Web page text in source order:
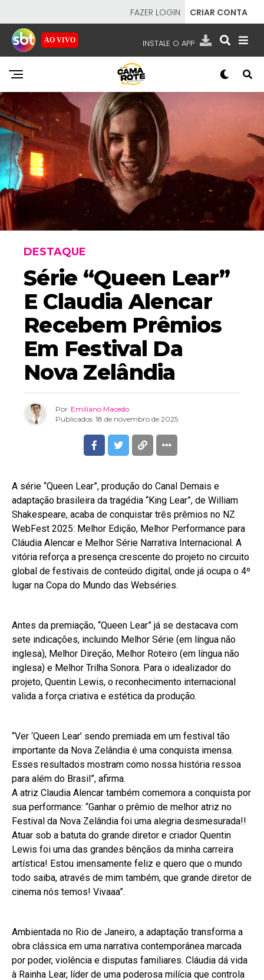
FAZER LOGIN CRIAR CONTA
AO VIVO INSTALE O APP
EMISSORAS
NOSSAS REDES
SBT - SISTEMA BRASILEIRO DE TELEVISÃO
DESTAQUE
Série “Queen Lear”
E Claudia Alencar
Recebem Prêmios
Em Festival Da
Nova Zelândia
Por Emiliano Macedo
Publicados 18 de novembro de 2025
A série “Queen Lear”, produção do Canal Demais e
adaptação brasileira da tragédia “King Lear”, de William
Shakespeare, acaba de conquistar três prêmios no NZ
WebFest 2025: Melhor Edição, Melhor Performance para
Cláudia Alencar e Melhor Série Narrativa Internacional. A
vitória reforça a presença crescente do projeto no circuito
global de festivais de conteúdo digital, onde já ocupa o 4º
lugar na Copa do Mundo das Webséries.
Antes da premiação, “Queen Lear” já se destacava com
sete indicações, incluindo Melhor Série (em língua não
inglesa), Melhor Direção, Melhor Roteiro (em língua não
inglesa) e Melhor Trilha Sonora. Para o idealizador do
projeto, Quentin Lewis, o reconhecimento internacional
valida a força criativa e estética da produção.
“Ver ‘Queen Lear’ sendo premiada em um festival tão
importante da Nova Zelândia é uma conquista imensa.
Esses resultados mostram como nossa história ressoa
para além do Brasil”, afirma.
A atriz Claudia Alencar também comemora a conquista por
sua performance: “Ganhar o prêmio de melhor atriz no
Festival da Nova Zelândia foi uma alegria desmesurada!!
Atuar sob a batuta do grande diretor e criador Quentin
Lewis foi uma das grandes bênçãos da minha carreira
artística! Estou imensamente feliz e quero que o mundo
todo saiba, através de mim também, que grande diretor de
cinema nós temos! Vivaaa”.
Ambientada no Rio de Janeiro, a adaptação transforma a
obra clássica em uma narrativa contemporânea marcada
por poder, violência e disputas familiares. Cláudia dá vida
à Rainha Lear, líder de uma poderosa milícia que controla